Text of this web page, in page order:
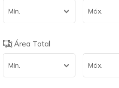
Jardim Silvana
Jardim Utinga
Jardim Vila Rica
Paraíso
Mín. Máx.
Área Total
Mín. Máx.